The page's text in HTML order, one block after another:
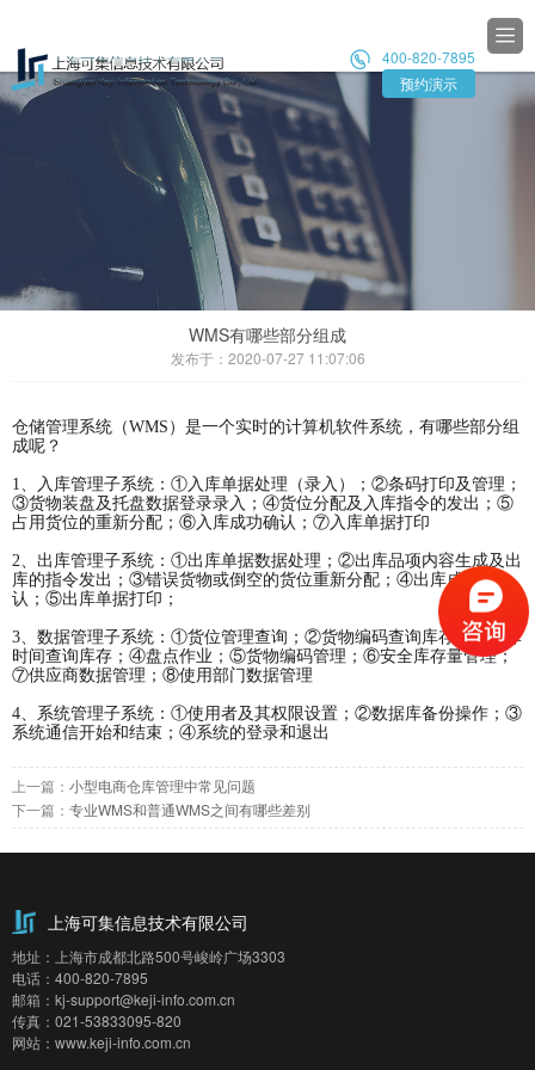

预约演示
 400-820-7895
WMS有哪些部分组成
发布于：2020-07-27 11:07:06
仓储管理系统（WMS）是一个实时的计算机软件系统，有哪些部分组
成呢？
1、入库管理子系统：①入库单据处理（录入）；②条码打印及管理；
③货物装盘及托盘数据登录录入；④货位分配及入库指令的发出；⑤
占用货位的重新分配；⑥入库成功确认；⑦入库单据打印
2、出库管理子系统：①出库单据数据处理；②出库品项内容生成及出
库的指令发出；③错误货物或倒空的货位重新分配；④出库成功确
认；⑤出库单据打印；
3、数据管理子系统：①货位管理查询；②货物编码查询库存；③入库
时间查询库存；④盘点作业；⑤货物编码管理；⑥安全库存量管理；
⑦供应商数据管理；⑧使用部门数据管理
4、系统管理子系统：①使用者及其权限设置；②数据库备份操作；③
系统通信开始和结束；④系统的登录和退出
上一篇： 小型电商仓库管理中常见问题
下一篇： 专业WMS和普通WMS之间有哪些差别
上海可集信息技术有限公司
地址：上海市成都北路500号峻岭广场3303
电话：400-820-7895
邮箱：kj-support@keji-info.com.cn
传真：021-53833095-820
网站：www.keji-info.com.cn